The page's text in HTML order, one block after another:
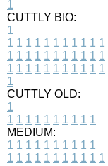
1
CUTTLY BIO:
1
1 1 1 1 1 1 1 1 1 1 1
1 1 1 1 1 1 1 1 1 1 1
1 1 1 1 1 1 1 1 1 1 1
1
CUTTLY OLD:
1
1 1 1 1 1 1 1 1 1 1
MEDIUM:
1 1 1 1 1 1 1 1 1 1
1 1 1 1 1 1 1 1 1 1 1